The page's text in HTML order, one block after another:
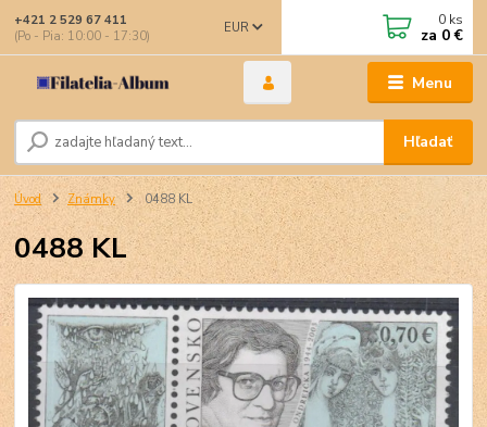
Menu
EUR
Hľadať
+421 2 529 67 411
(Po - Pia: 10:00 - 17:30)
0 ks
za 0 €
Úvod Známky 0488 KL
0488 KL